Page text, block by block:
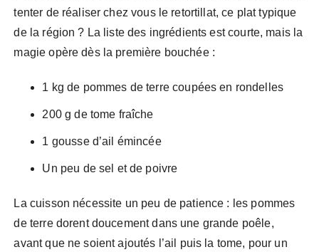
tenter de réaliser chez vous le retortillat, ce plat typique
de la région ? La liste des ingrédients est courte, mais la
magie opère dès la première bouchée :
1 kg de pommes de terre coupées en rondelles
200 g de tome fraîche
1 gousse d’ail émincée
Un peu de sel et de poivre
La cuisson nécessite un peu de patience : les pommes
de terre dorent doucement dans une grande poêle,
avant que ne soient ajoutés l’ail puis la tome, pour un